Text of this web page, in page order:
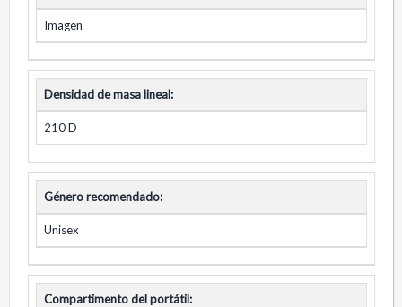
Imagen
Densidad de masa lineal:
210 D
Género recomendado:
Unisex
Compartimento del portátil: